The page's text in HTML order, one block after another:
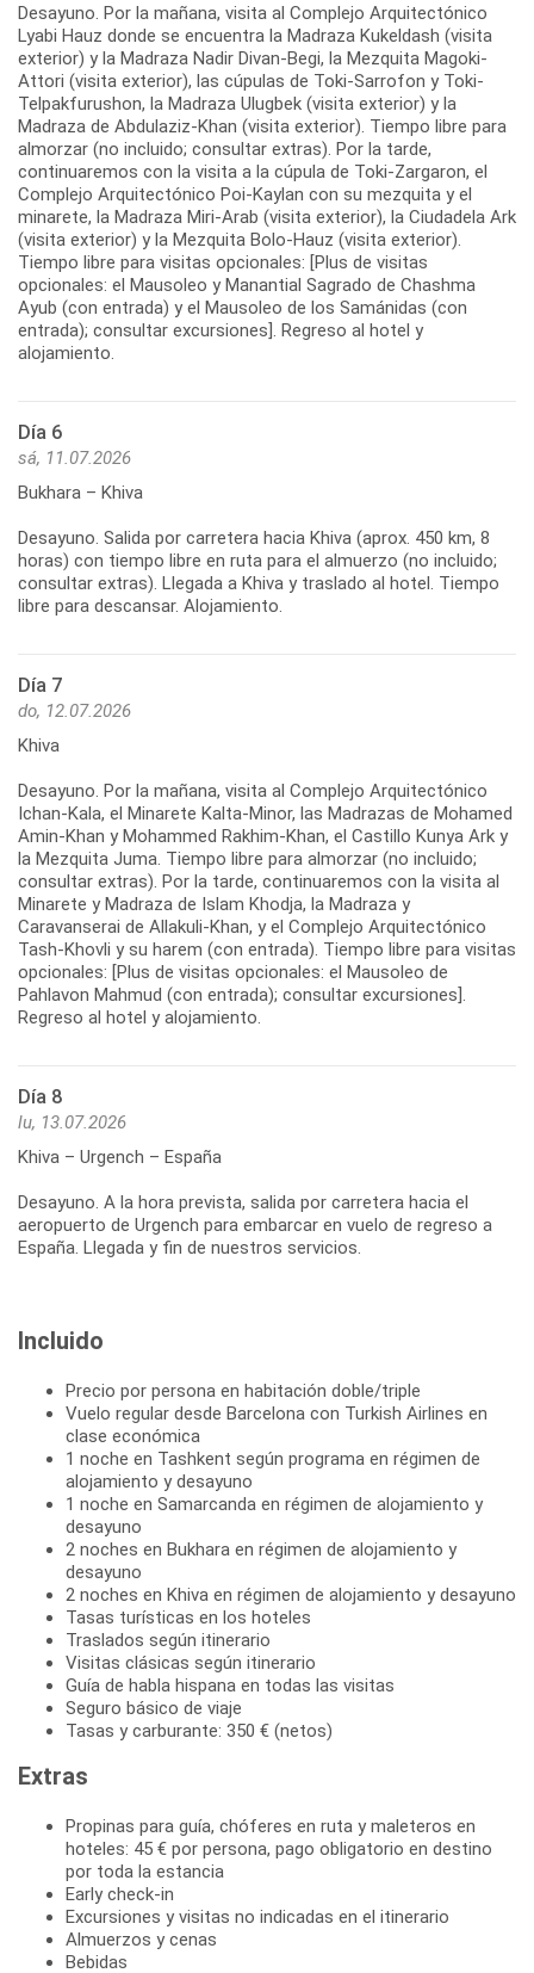
Desayuno. Por la mañana, visita al Complejo Arquitectónico
Lyabi Hauz donde se encuentra la Madraza Kukeldash (visita
exterior) y la Madraza Nadir Divan-Begi, la Mezquita Magoki-
Attori (visita exterior), las cúpulas de Toki-Sarrofon y Toki-
Telpakfurushon, la Madraza Ulugbek (visita exterior) y la
Madraza de Abdulaziz-Khan (visita exterior). Tiempo libre para
almorzar (no incluido; consultar extras). Por la tarde,
continuaremos con la visita a la cúpula de Toki-Zargaron, el
Complejo Arquitectónico Poi-Kaylan con su mezquita y el
minarete, la Madraza Miri-Arab (visita exterior), la Ciudadela Ark
(visita exterior) y la Mezquita Bolo-Hauz (visita exterior).
Tiempo libre para visitas opcionales: [Plus de visitas
opcionales: el Mausoleo y Manantial Sagrado de Chashma
Ayub (con entrada) y el Mausoleo de los Samánidas (con
entrada); consultar excursiones]. Regreso al hotel y
alojamiento.
Día 6
sá, 11.07.2026
Bukhara – Khiva
Desayuno. Salida por carretera hacia Khiva (aprox. 450 km, 8
horas) con tiempo libre en ruta para el almuerzo (no incluido;
consultar extras). Llegada a Khiva y traslado al hotel. Tiempo
libre para descansar. Alojamiento.
Día 7
do, 12.07.2026
Khiva
Desayuno. Por la mañana, visita al Complejo Arquitectónico
Ichan-Kala, el Minarete Kalta-Minor, las Madrazas de Mohamed
Amin-Khan y Mohammed Rakhim-Khan, el Castillo Kunya Ark y
la Mezquita Juma. Tiempo libre para almorzar (no incluido;
consultar extras). Por la tarde, continuaremos con la visita al
Minarete y Madraza de Islam Khodja, la Madraza y
Caravanserai de Allakuli-Khan, y el Complejo Arquitectónico
Tash-Khovli y su harem (con entrada). Tiempo libre para visitas
opcionales: [Plus de visitas opcionales: el Mausoleo de
Pahlavon Mahmud (con entrada); consultar excursiones].
Regreso al hotel y alojamiento.
Día 8
lu, 13.07.2026
Khiva – Urgench – España
Desayuno. A la hora prevista, salida por carretera hacia el
aeropuerto de Urgench para embarcar en vuelo de regreso a
España. Llegada y fin de nuestros servicios.
Incluido
Precio por persona en habitación doble/triple
Vuelo regular desde Barcelona con Turkish Airlines en
clase económica
1 noche en Tashkent según programa en régimen de
alojamiento y desayuno
1 noche en Samarcanda en régimen de alojamiento y
desayuno
2 noches en Bukhara en régimen de alojamiento y
desayuno
2 noches en Khiva en régimen de alojamiento y desayuno
Tasas turísticas en los hoteles
Traslados según itinerario
Visitas clásicas según itinerario
Guía de habla hispana en todas las visitas
Seguro básico de viaje
Tasas y carburante: 350 € (netos)
Extras
Propinas para guía, chóferes en ruta y maleteros en
hoteles: 45 € por persona, pago obligatorio en destino
por toda la estancia
Early check-in
Excursiones y visitas no indicadas en el itinerario
Almuerzos y cenas
Bebidas